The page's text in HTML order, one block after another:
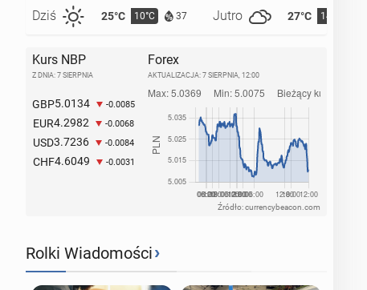
Dziś 25°C 10°C 37 Jutro 27°C 14°C
Kurs NBP
Z DNIA: 7 SIERPNIA
GBP5.0134 -0.0085
EUR4.2982 -0.0068
USD3.7236 -0.0084
CHF4.6049 -0.0031
Forex
AKTUALIZACJA: 7 SIERPNIA, 12:00
Źródło: currencybeacon.com
Rolki Wiadomości›